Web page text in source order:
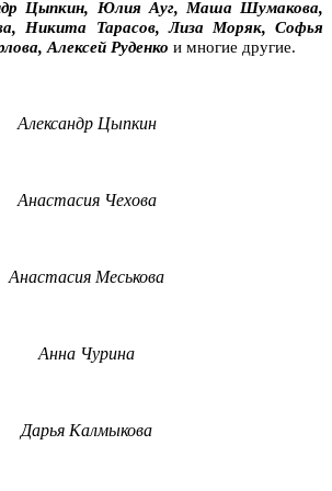
Цыпкин, Юлия Ауг, Маша Шумакова,
Никита Тарасов, Лиза Моряк, Софья
Алексей Руденко и многие другие.
Александр Цыпкин
Анастасия Чехова
Анастасия Меськова
Анна Чурина
Дарья Калмыкова